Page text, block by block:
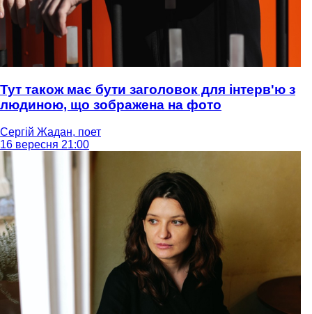
Тут також має бути заголовок для інтерв'ю з
людиною, що зображена на фото
Сергій Жадан, поет
16 вересня 21:00